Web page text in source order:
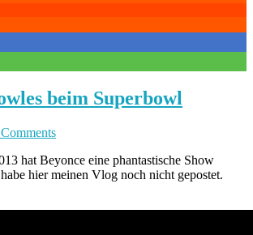
beim Superbowl
hat Beyonce eine phantastische Show
hier meinen Vlog noch nicht gepostet.